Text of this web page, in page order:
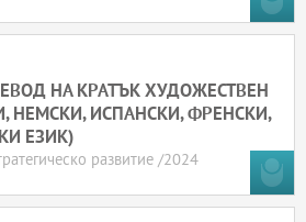
НА КРАТЪК ХУДОЖЕСТВЕН
НЕМСКИ, ИСПАНСКИ, ФРЕНСКИ,
ЕЗИК)
развитие /2024